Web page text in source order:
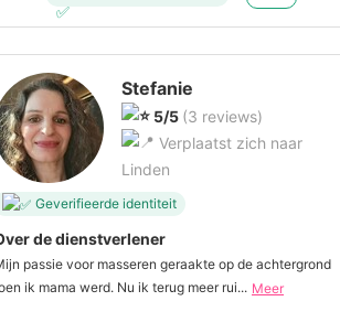
Stefanie
5/5 (3 reviews)
Verplaatst zich naar
Linden
Geverifieerde identiteit
de dienstverlener
passie voor masseren geraakte op de achtergrond
ik mama werd. Nu ik terug meer rui... Meer